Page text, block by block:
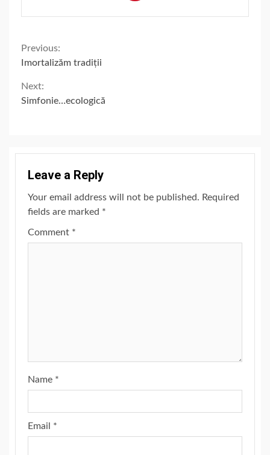
Continue
Reading
Previous:
Imortalizăm tradiții
Next:
Simfonie…ecologică
Leave a Reply
Your email address will not be published. Required
fields are marked *
Comment *
Name *
Email *